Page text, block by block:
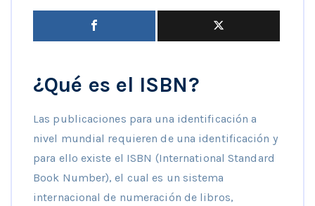
¿Qué es el ISBN?
Las publicaciones para una identificación a
nivel mundial requieren de una identificación y
para ello existe el ISBN (International Standard
Book Number), el cual es un sistema
internacional de numeración de libros,